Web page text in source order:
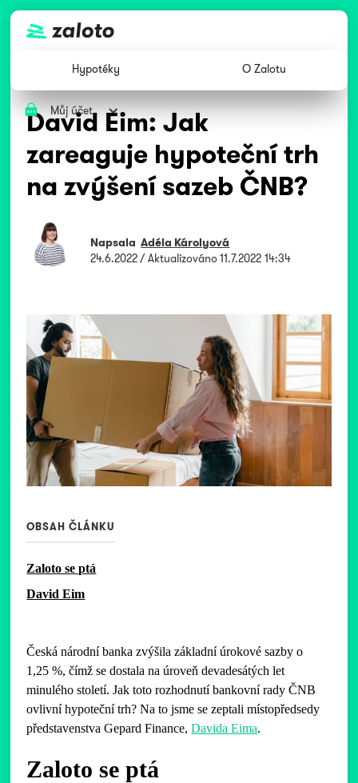
Hypotéky O Zalotu
Můj účet
David Eim: Jak
zareaguje hypoteční trh
na zvýšení sazeb ČNB?
Napsala Adéla Károlyová
24.6.2022/ Aktualizováno11.7.2022 14:34
OBSAH ČLÁNKU
Zaloto se ptá
David Eim
Česká národní banka zvýšila základní úrokové sazby o
1,25 %, čímž se dostala na úroveň devadesátých let
minulého století. Jak toto rozhodnutí bankovní rady ČNB
ovlivní hypoteční trh? Na to jsme se zeptali místopředsedy
představenstva Gepard Finance,Davida Eima.
Zaloto se ptá